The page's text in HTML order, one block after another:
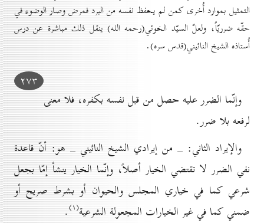
التمثيل بموارد أُخرى كمن لم يحفظ نفسه من البرد فمرض وصار الوضوء في
حقّه ضرريّاً، ولعلّ السيّد الخوئي(رحمه الله) ينقل ذلك مباشرة عن درس
أُستاذه الشيخ النائيني(قدس سره).
۲۷۳
وإنّما الضرر عليه حصل من قبل نفسه بكفره، فلا معنى
لرفعه بلا ضرر.
والإيراد الثاني: _ من إيرادي الشيخ النائيني _ هو: أنّ قاعدة
نفي الضرر لا تقتضي الخيار أصلاً، وإنّما الخيار ينشأ إمّا بجعل
شرعي كما في خياري المجلس والحيوان أو بشرط صريح أو
ضمني كما في غير الخيارات المجعولة الشرعية(۱) .